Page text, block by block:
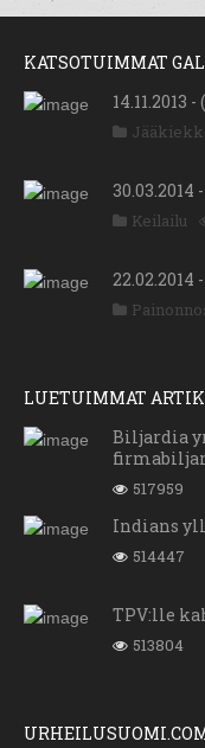
KATSOTUIMMAT
14.11.2013
Keilailu
LUETUIMMAT
Biljardia
517959
Indians
514447
TPV:lle
513804